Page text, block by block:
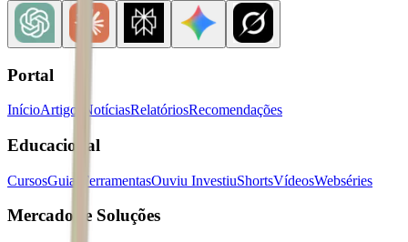
Portal
InícioArtigos NotíciasRelatóriosRecomendações
Educacional
CursosGuias FerramentasOuviu InvestiuShortsVídeosWebséries
Mercados e Soluções